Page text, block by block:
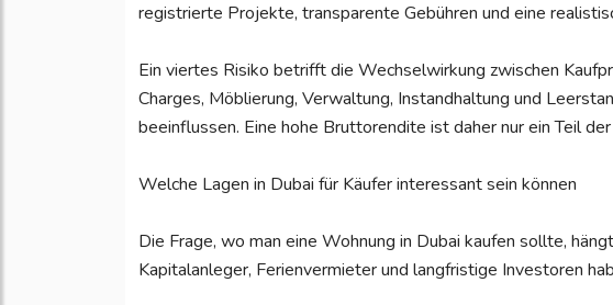
registrierte Projekte, transparente Gebühren und eine
Ein viertes Risiko betrifft die Wechselwirkung zwischen
Charges, Möblierung, Verwaltung, Instandhaltung und
beeinflussen. Eine hohe Bruttorendite ist daher nur ein Teil
Welche Lagen in Dubai für Käufer interessant sein können
Die Frage, wo man eine Wohnung in Dubai kaufen sollte,
Kapitalanleger, Ferienvermieter und langfristige Investoren